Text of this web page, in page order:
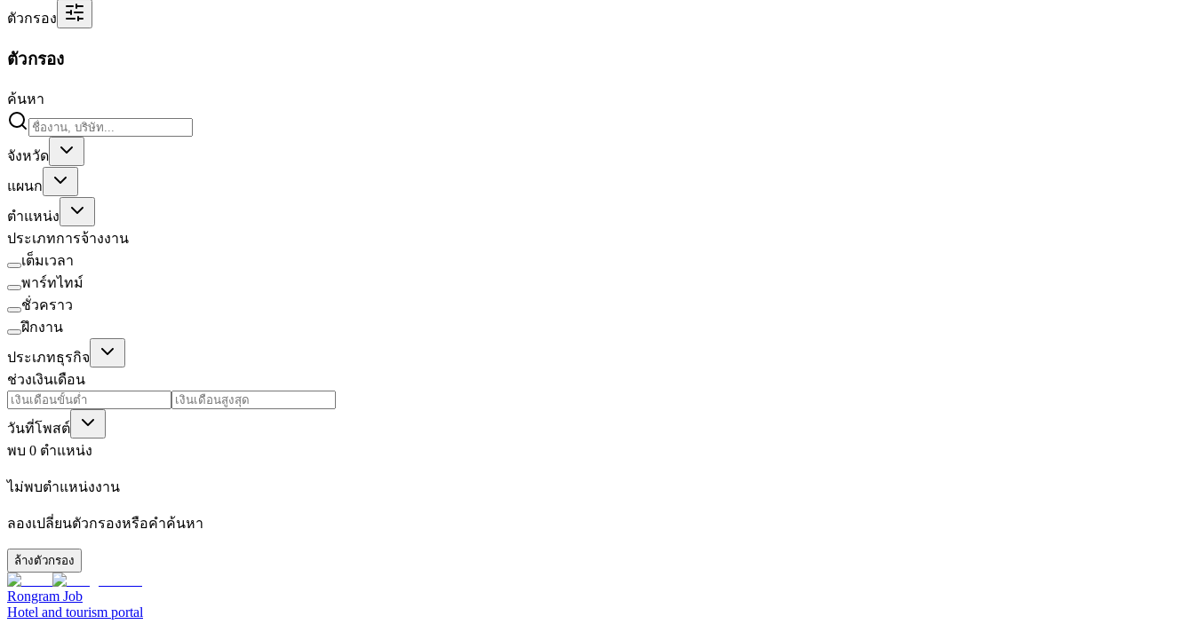
ตัวกรอง
ตัวกรอง
ค้นหา
จังหวัด
แผนก
ตำแหน่ง
ประเภทการจ้างงาน
เต็มเวลา
พาร์ทไทม์
ชั่วคราว
ฝึกงาน
ประเภทธุรกิจ
ช่วงเงินเดือน
วันที่โพสต์
พบ 0 ตำแหน่ง
ไม่พบตำแหน่งงาน
ลองเปลี่ยนตัวกรองหรือคำค้นหา
ล้างตัวกรอง
Rongram Job
Hotel and tourism portal